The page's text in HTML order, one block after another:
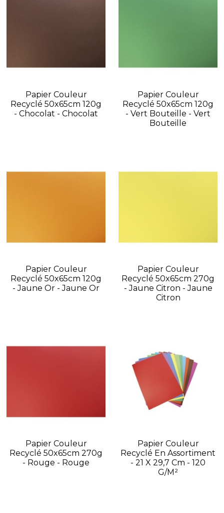
Papier Couleur
Recyclé 50x65cm 120g
- Chocolat - Chocolat
Papier Couleur
Recyclé 50x65cm 120g
- Vert Bouteille - Vert
Bouteille
Papier Couleur
Recyclé 50x65cm 120g
- Jaune Or - Jaune Or
Papier Couleur
Recyclé 50x65cm 270g
- Jaune Citron - Jaune
Citron
Papier Couleur
Recyclé 50x65cm 270g
- Rouge - Rouge
Papier Couleur
Recyclé En Assortiment
- 21 X 29,7 Cm - 120
G/m²